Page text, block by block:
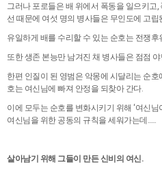
그러나 포로들은 배 위에서 폭동을 일으키고
선 때문에 여섯 명의 병사들은 무인도에 고립
유일하게 배를 수리할 수 있는 순호는 전쟁후
또한 생존 본능만 남겨진 채 병사들은 점점
한편 인질이 된 영범은 악몽에 시달리는 순
호는 여신님에 빠져 안정을 되찾아 간다.
이에 모두는 순호를 변화시키기 위해 ‘여신
여신님을 위한 공동의 규칙을 세워가는데……
살아남기 위해 그들이 만든 신비의 여신.